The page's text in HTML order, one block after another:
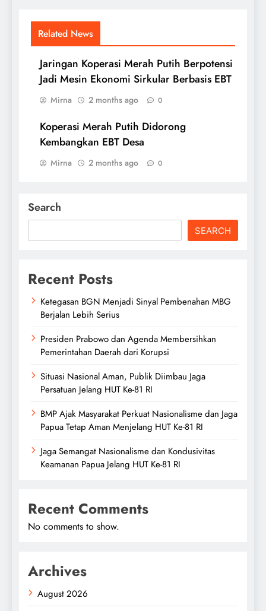
Related News
Jaringan Koperasi Merah Putih Berpotensi
Jadi Mesin Ekonomi Sirkular Berbasis EBT
Mirna 2 months ago 0
Koperasi Merah Putih Didorong
Kembangkan EBT Desa
Mirna 2 months ago 0
Search
SEARCH
Recent Posts
Ketegasan BGN Menjadi Sinyal Pembenahan MBG
Berjalan Lebih Serius
Presiden Prabowo dan Agenda Membersihkan
Pemerintahan Daerah dari Korupsi
Situasi Nasional Aman, Publik Diimbau Jaga
Persatuan Jelang HUT Ke-81 RI
BMP Ajak Masyarakat Perkuat Nasionalisme dan Jaga
Papua Tetap Aman Menjelang HUT Ke-81 RI
Jaga Semangat Nasionalisme dan Kondusivitas
Keamanan Papua Jelang HUT Ke-81 RI
Recent Comments
No comments to show.
Archives
August 2026